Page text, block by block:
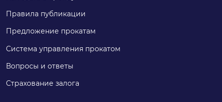
Правила публикации
Предложение прокатам
Система управления прокатом
Вопросы и ответы
Страхование залога